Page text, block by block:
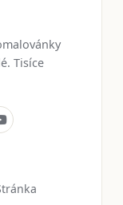
Tisíce